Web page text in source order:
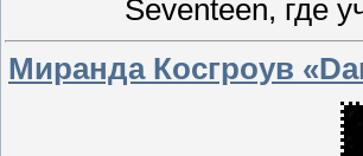
Seventeen, где
Миранда Косгроув